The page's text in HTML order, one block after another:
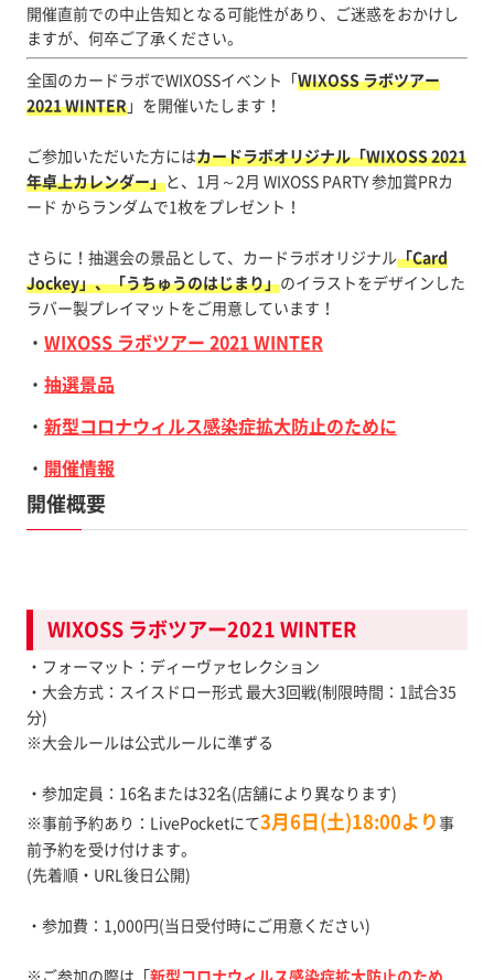
開催直前での中止告知となる可能性があり、ご迷惑をおかけし
ますが、何卒ご了承ください。
全国のカードラボでWIXOSSイベント「WIXOSS ラボツアー
2021 WINTER」を開催いたします！
ご参加いただいた方にはカードラボオリジナル「WIXOSS 2021
年卓上カレンダー」と、1月～2月 WIXOSS PARTY 参加賞PRカ
ード からランダムで1枚をプレゼント！
さらに！抽選会の景品として、カードラボオリジナル「Card
Jockey」、「うちゅうのはじまり」のイラストをデザインした
ラバー製プレイマットをご用意しています！
・ WIXOSS ラボツアー 2021 WINTER
・ 抽選景品
・ 新型コロナウィルス感染症拡大防止のために
・ 開催情報
開催概要
WIXOSS ラボツアー2021 WINTER
・フォーマット：ディーヴァセレクション
・大会方式：スイスドロー形式 最大3回戦(制限時間：1試合35
分)
※大会ルールは公式ルールに準ずる
・参加定員：16名または32名(店舗により異なります)
※事前予約あり：LivePocketにて3月6日(土)18:00より事
前予約を受け付けます。
(先着順・URL後日公開)
・参加費：1,000円(当日受付時にご用意ください)